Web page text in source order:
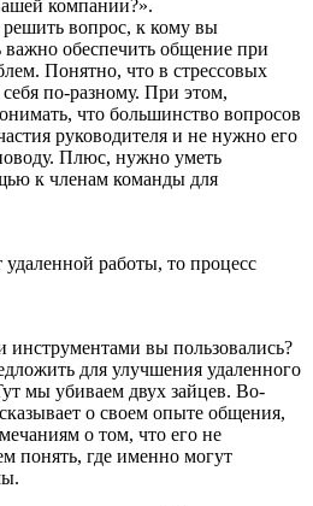
компании?»‎.
вопрос, к кому вы
важно обеспечить общение при
Понятно, что в стрессовых
по-разному. При этом,
что большинство вопросов
руководителя и не нужно его
Плюс, нужно уметь
к членам команды для
работы, то процесс
инструментами вы пользовались?
для улучшения удаленного
мы убиваем двух зайцев. Во-
о своем опыте общения,
о том, что его не
понять, где именно могут